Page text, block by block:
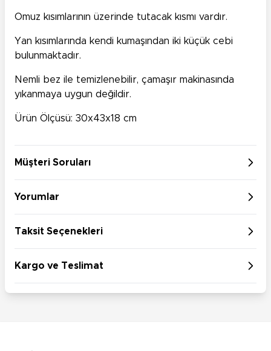
Omuz kısımlarının üzerinde tutacak kısmı vardır.
Yan kısımlarında kendi kumaşından iki küçük cebi
bulunmaktadır.
Nemli bez ile temizlenebilir, çamaşır makinasında
yıkanmaya uygun değildir.
Ürün Ölçüsü: 30x43x18 cm
Müşteri Soruları
Yorumlar
Taksit Seçenekleri
Kargo ve Teslimat